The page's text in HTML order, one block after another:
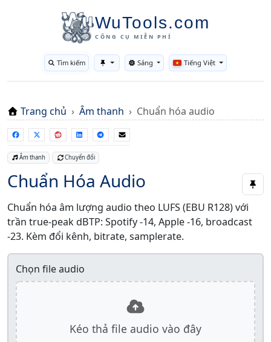
WuTools.com
CÔNG CỤ MIỄN PHÍ
Tìm kiếm Toggle theme
Sáng Tiếng Việt
Trang chủ Âm thanh Chuẩn hóa audio
Âm thanh Chuyển đổi
Chuẩn Hóa Audio
Chuẩn hóa âm lượng audio theo LUFS (EBU R128) với
trần true-peak dBTP: Spotify -14, Apple -16, broadcast
-23. Kèm đổi kênh, bitrate, samplerate.
Chọn file audio
Kéo thả file audio vào đây